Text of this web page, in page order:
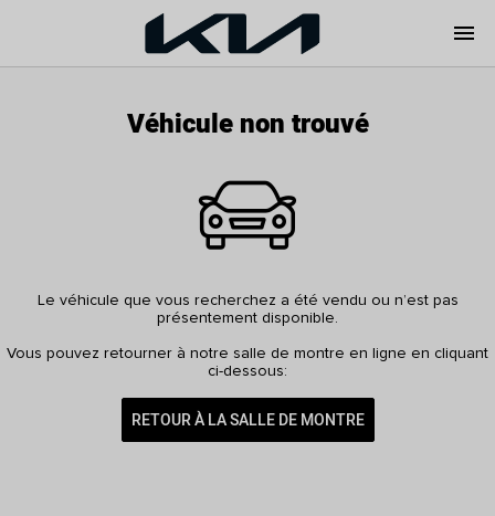
menu
Véhicule non trouvé
Le véhicule que vous recherchez a été vendu ou n’est pas
présentement disponible.
Vous pouvez retourner à notre salle de montre en ligne en cliquant
ci-dessous:
RETOUR À LA SALLE DE MONTRE